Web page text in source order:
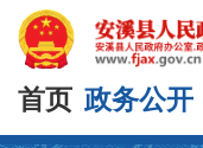
首页 政务公开